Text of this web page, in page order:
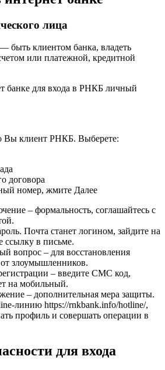
лица
быть клиентом банка, владеть
или платежной, кредитной
банке для входа в РНКБ личный
Вы клиент РНКБ. Выберете:
договора
номер, жмите Далее
– формальность, соглашайтесь с
Почта станет логином, зайдите на
ссылку в письме.
вопрос – для восстановления
злоумышленников.
– введите СМС код,
на мобильный.
– дополнительная мера защиты.
линию https://rnkbank.info/hotline/,
профиль и совершать операции в
для входа